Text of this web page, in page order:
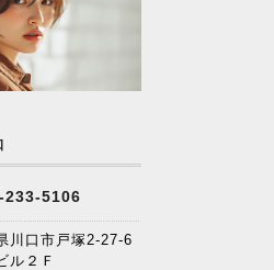
233-5106
川口市戸塚2-27-6
ル２Ｆ